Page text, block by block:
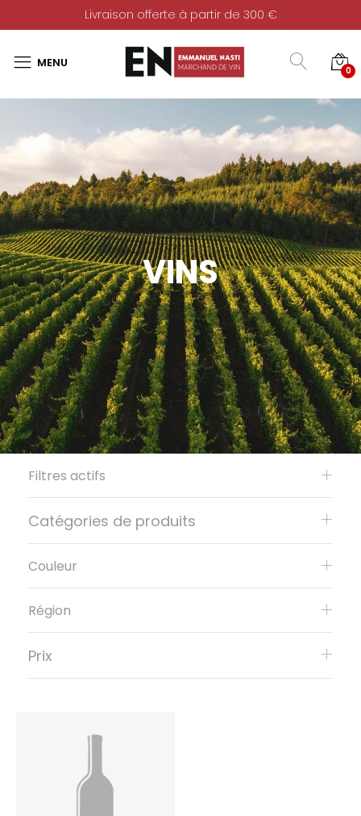
Livraison offerte à partir de 300 €
0
VINS
Filtres actifs
Catégories de produits
Couleur
Région
Prix